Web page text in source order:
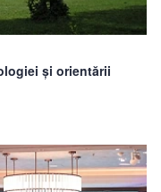
și orientării